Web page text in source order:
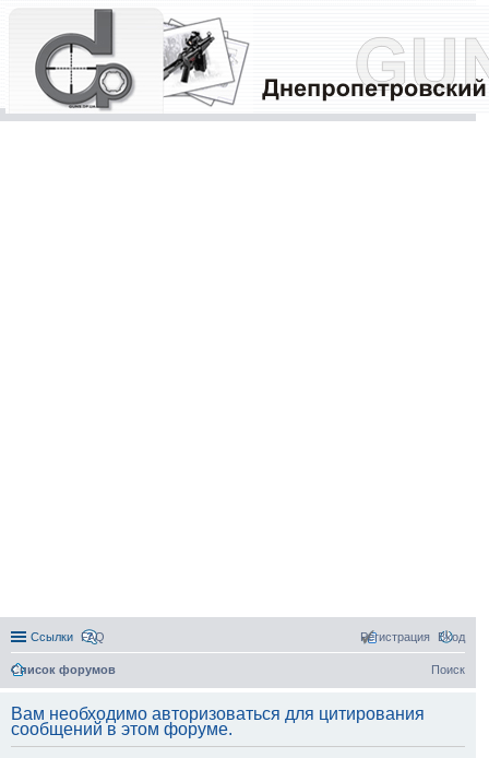
Ссылки FAQ Вход
Регистрация
Список форумов Поиск
Вам необходимо авторизоваться для цитирования
сообщений в этом форуме.